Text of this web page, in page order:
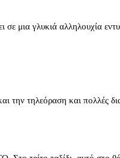
σε μια γλυκιά αλληλουχία
τηλεόραση και πολλές